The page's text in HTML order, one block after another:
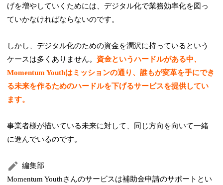
げを増やしていくためには、デジタル化で業務効率化を図っ
ていかなければならないのです。
しかし、デジタル化のための資金を潤沢に持っているという
ケースは多くありません。 資金というハードルがある中、
Momentum Youthはミッションの通り、誰もが変革を手にでき
る未来を作るためのハードルを下げるサービスを提供してい
ます。
事業者様が描いている未来に対して、同じ方向を向いて一緒
に進んでいるのです。
編集部
Momentum Youthさんのサービスは補助金申請のサポートとい